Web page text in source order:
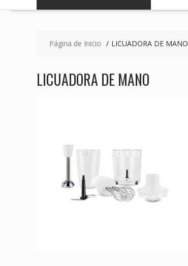
Página de Inicio LICUADORA DE MANO
LICUADORA DE MANO